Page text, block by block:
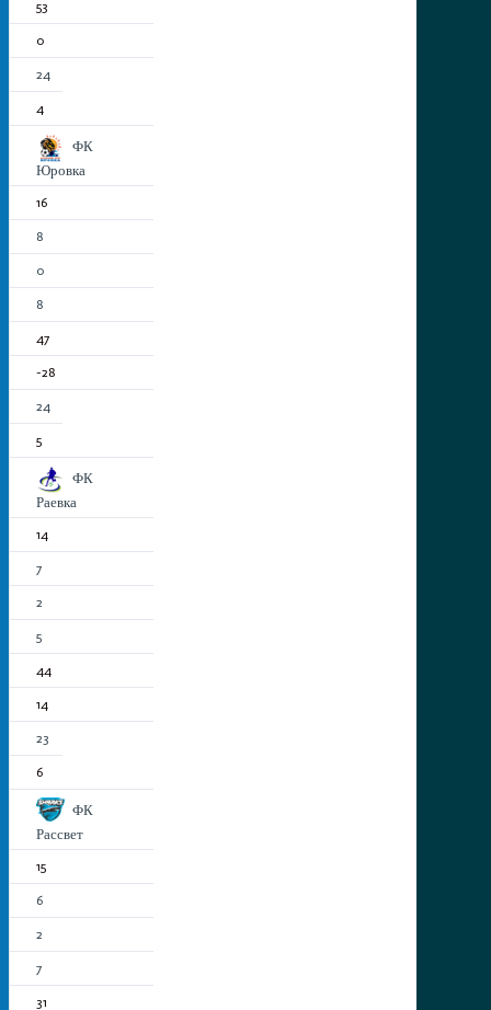
53
0
24
4
ФК
Юровка
16
8
0
8
47
-28
24
5
ФК
Раевка
14
7
2
5
44
14
23
6
ФК
Рассвет
15
6
2
7
31